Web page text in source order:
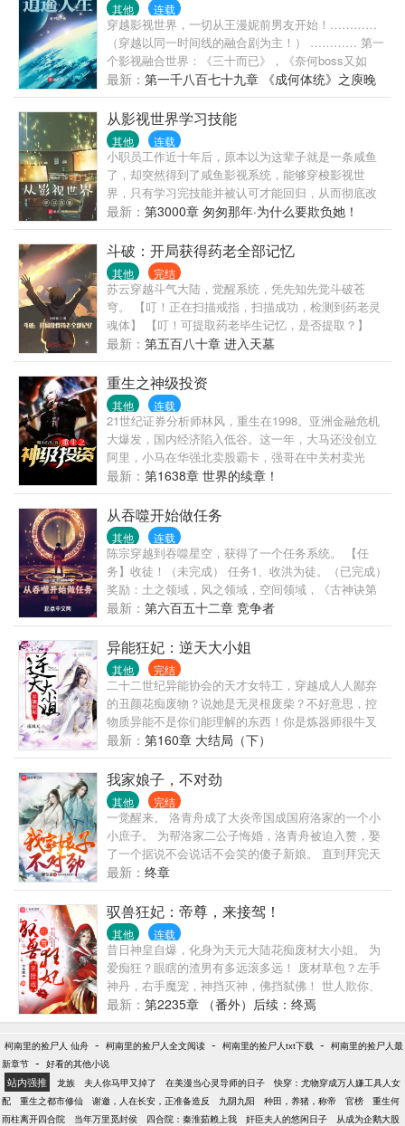
其他 连载
穿越影视世界，一切从王漫妮前男友开始！…………
（穿越以同一时间线的融合剧为主！） ………… 第一
个影视融合世界：《三十而已》，《奈何boss又如
何》，《花火》，《安家》，《好先生》，《下一站
是幸福》，《流金岁月》，《机智的恋爱生活》，
《三生有幸遇上你》，《精英律师》……等。 第二个
影视融合世界：《梦华录》，《且试天下》，《锦心
似玉》，《赘婿》，《嫣语赋》，《知否知否应是绿
肥红瘦》，《雁归西窗月》，《狼殿下》……等。 第
三个影视融合世界：
最新： 第一千八百七十九章 《成何体统》之庾晚
音
从影视世界学习技能
其他 连载
小职员工作近十年后，原本以为这辈子就是一条咸鱼
了，却突然得到了咸鱼影视系统，能够穿梭影视世
界，只有学习完技能并被认可才能回归，从而彻底改
变了命运。 第一个世界，微微一笑很倾城 第二个世
界，致青春 第三个世界，小舍的 第四个世界，时光与
你，别来无恙 第五个世界，欢乐颂（一二三） 第六个
世界，开端
最新： 第3000章 匆匆那年·为什么要欺负她！
斗破：开局获得药老全部记忆
其他 完结
苏云穿越斗气大陆，觉醒系统，凭先知先觉斗破苍
穹。 【叮！正在扫描戒指，扫描成功，检测到药老灵
魂体】 【叮！可提取药老毕生记忆，是否提取？】
【叮！提取完毕！已放入系统仓库】 苏云大喜过望，
眼冒绿光，将罪恶的双手伸向斗气大陆 【叮！扫描到
一阶魔核，是否回收？】 【叮！扫描到伴生紫晶源，
是否回收？】 【叮！扫描到青莲地心火，是否回
收？】
最新： 第五百八十章 进入天墓
重生之神级投资
其他 连载
21世纪证券分析师林风，重生在1998。亚洲金融危机
大爆发，国内经济陷入低谷。这一年，大马还没创立
阿里，小马在华强北卖股霸卡，强哥在中关村卖光
碟，手机是高端奢侈品，大家腰上都别着BB机，互联
网大时代没有真正到来。林风被命运之手，推向了时
代的风口浪尖，凭借前世记忆，成为了全球投资巨
头。
最新： 第1638章 世界的续章！
从吞噬开始做任务
其他 连载
陈宗穿越到吞噬星空，获得了一个任务系统。 【任
务】收徒！（未完成） 任务1、收洪为徒。（已完成）
奖励：土之领域，风之领域，空间领域，《古神诀第
一重》。 任务2、收雷神为徒。（已完成） 奖励：土
之本源法则入门，风之本源法则入门，空间本源法则
入门，《古神诀第二重》。 任务3、收罗峰为徒。（未
完成） ....................... ps：本书中，巨斧不死，算是
弥补一下遗憾！
最新： 第六百五十二章 竞争者
异能狂妃：逆天大小姐
其他 完结
二十二世纪异能协会的天才女特工，穿越成人人鄙弃
的丑颜花痴废物？说她是无灵根废柴？不好意思，控
物质异能不是你们能理解的东西！你是炼器师很牛叉
吗？呵呵，她这个最强炼器师都还没说话呢！你是炼
药师很厉害么？抱歉，她就是这个大陆的第一炼药
师！上古神兽很剽悍？哦，你是说自愿做她家宠物的
那几个吗？说她长相丑陋？等她恢复容貌你就知道什
么叫真绝色了！传说帝尊十分高冷不近女色？某女唇
角一抽，你是说这个缠着她不放的妖孽吗？昔日废柴
华丽逆袭，风云际会分分钟秒杀各路天才，跨时空开
创新纪元，缔造科幻与玄幻的终极碰撞！【绝宠爽
文，结局1E】读者群【南风小窝】【】欢迎进群来讨
论剧情~
最新： 第160章 大结局（下）
我家娘子，不对劲
其他 完结
一觉醒来。 洛青舟成了大炎帝国成国府洛家的一个小
小庶子。 为帮洛家二公子悔婚，洛青舟被迫入赘，娶
了一个据说不会说话不会笑的傻子新娘。 直到拜完天
地，洞房花烛夜后，他才突然发现： “我家娘子，不对
劲！” 岂止娘子不对劲，就连娘子身边的两个小侍女和
秦府其他人，都不对劲！ 大侍女甜美娇俏爱撩人，声
如百灵鸟； 小侍女冷若冰雪杀气重，出剑即封喉。 小
姨子才华横溢，是个如林黛玉般柔弱娇美的人儿。 小
表姐高傲蛮横，鞭鞭致命。 岳父大人满脸正经，暗地
里出口成脏。 岳母大人貌美如花，眼生头顶爱翻白
眼。 二哥一心练武，说要光宗耀祖。 而洛青舟，他只
想老老实实做个小赘婿，然后偷偷摸摸，天下无
最新： 终章
驭兽狂妃：帝尊，来接驾！
其他 连载
昔日神皇自爆，化身为天元大陆花痴废材大小姐。 为
爱痴狂？眼瞎的渣男有多远滚多远！ 废材草包？左手
神丹，右手魔宠，神挡灭神，佛挡弑佛！ 世人欺你、
辱你、侮你、轻你、诽你，谤你，你当如何？ 云轻
言：我就揍他、揍他、揍他、揍他、揍他，揍过之
后，你且看他！ “滚！”初遇，他不能动弹，一双冷眸
满含杀意。 “小样，跟我横？！”她扒光了他身上所有
值钱的玩意，态度嚣张。 后来…… “帝尊，殿庭圣子
去云家提亲了！” “什么？！”某人咬牙切齿，“给本尊准
备百万大军，踏平殿庭！”
最新： 第2235章 （番外）后续：终焉
柯南里的捡尸人 仙舟 - 柯南里的捡尸人全文阅读 - 柯南里的捡尸人txt下载 - 柯南里的捡尸人最
新章节 - 好看的其他小说
站内强推 龙族 夫人你马甲又掉了 在美漫当心灵导师的日子
快穿：尤物穿成万人嫌工具人女
配
重生之都市修仙 谢邀，人在长安，正准备造反 九阴九阳 种田，养猪，称帝 官榜
重生何
雨柱离开四合院
当年万里觅封侯 四合院：秦淮茹赖上我 奸臣夫人的悠闲日子
从成为企鹅大股